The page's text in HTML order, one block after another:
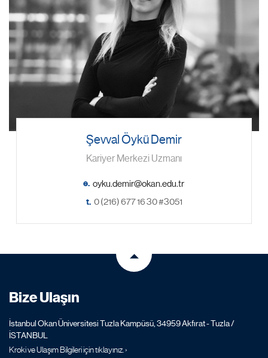
Şevval Öykü Demir
Kariyer Merkezi Uzmanı
e.
t. 0 (216) 677 16 30 #3051
Bize Ulaşın
İstanbul Okan Üniversitesi Tuzla Kampüsü, 34959 Akfırat - Tuzla /
İSTANBUL
Kroki ve Ulaşım Bilgileri için tıklayınız. ›